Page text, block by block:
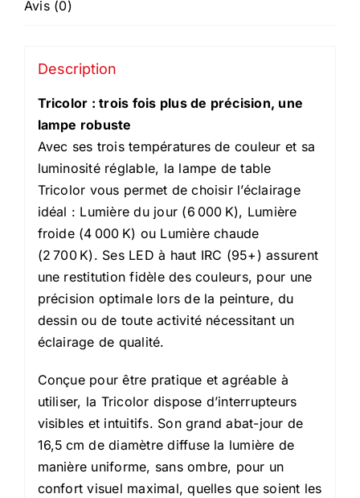
Avis (0)
Description
Tricolor : trois fois plus de précision, une
lampe robuste
Avec ses trois températures de couleur et sa
luminosité réglable, la lampe de table
Tricolor vous permet de choisir l’éclairage
idéal : Lumière du jour (6 000 K), Lumière
froide (4 000 K) ou Lumière chaude
(2 700 K). Ses LED à haut IRC (95+) assurent
une restitution fidèle des couleurs, pour une
précision optimale lors de la peinture, du
dessin ou de toute activité nécessitant un
éclairage de qualité.
Conçue pour être pratique et agréable à
utiliser, la Tricolor dispose d’interrupteurs
visibles et intuitifs. Son grand abat-jour de
16,5 cm de diamètre diffuse la lumière de
manière uniforme, sans ombre, pour un
confort visuel maximal, quelles que soient les